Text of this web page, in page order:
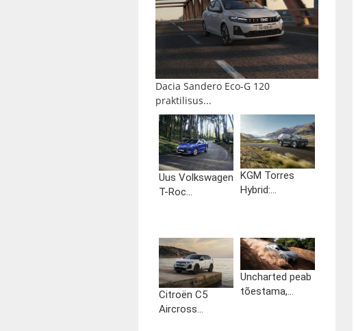
Dacia Sandero Eco-G 120
praktilisus...
Uus Volkswagen
T-Roc...
KGM Torres
Hybrid:...
Citroën C5
Aircross...
Uncharted peab
tõestama,...